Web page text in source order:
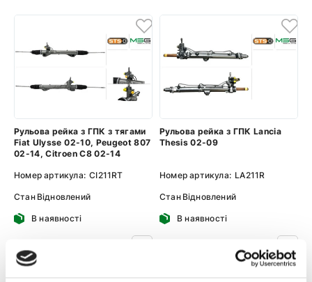
Рульова рейка з ГПК з тягами
Fiat Ulysse 02-10, Peugeot 807
02-14, Citroen C8 02-14
Номер артикула: CI211RT
Стан Відновлений
В наявності
Рульова рейка з ГПК Lancia
Thesis 02-09
Номер артикула: LA211R
Стан Відновлений
В наявності